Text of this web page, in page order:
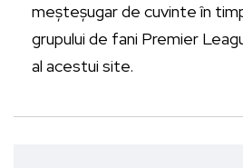
meșteșugar de cuvinte în
grupului de fani Premier
al acestui site.